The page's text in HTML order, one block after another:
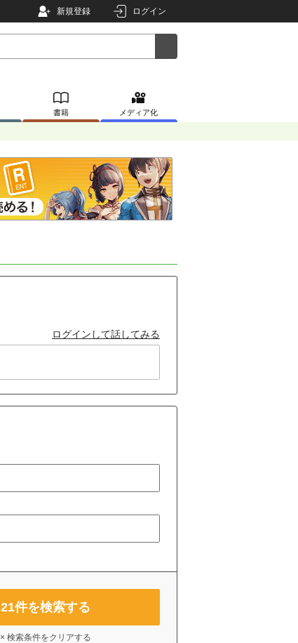
新規登録 ログイン
書籍 メディア化
ログインして話してみる
21件を検索する
× 検索条件をクリアする